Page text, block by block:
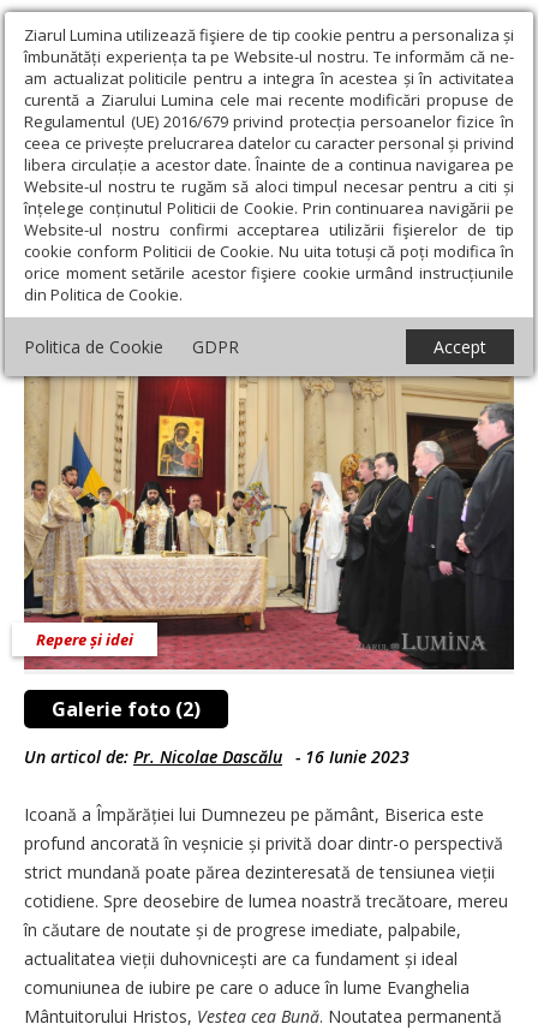
Ziarul Lumina utilizează fişiere de tip cookie pentru a personaliza și
îmbunătăți experiența ta pe Website-ul nostru. Te informăm că ne-
am actualizat politicile pentru a integra în acestea și în activitatea
curentă a Ziarului Lumina cele mai recente modificări propuse de
Regulamentul (UE) 2016/679 privind protecția persoanelor fizice în
ceea ce privește prelucrarea datelor cu caracter personal și privind
libera circulație a acestor date. Înainte de a continua navigarea pe
Website-ul nostru te rugăm să aloci timpul necesar pentru a citi și
înțelege conținutul Politicii de Cookie. Prin continuarea navigării pe
Website-ul nostru confirmi acceptarea utilizării fişierelor de tip
cookie conform Politicii de Cookie. Nu uita totuși că poți modifica în
orice moment setările acestor fişiere cookie urmând instrucțiunile
din Politica de Cookie.
Politica de Cookie GDPR Accept
Ziarul Lumina › Opinii › Repere și idei › Actualitatea
bisericească și rolul agențiilor de știri ortodoxe
Actualitatea bisericească și rolul agențiilor
de știri ortodoxe
Galerie foto (2)
Repere și idei
Un articol de: Pr. Nicolae Dascălu - 16 Iunie 2023
Icoană a Împărăției lui Dumnezeu pe pământ, Biserica este
profund ancorată în veșnicie și privită doar dintr-o perspectivă
strict mundană poate părea dezinteresată de tensiunea vieții
cotidiene. Spre deosebire de lumea noastră trecătoare, mereu
în căutare de noutate și de progrese imediate, palpabile,
actualitatea vieții duhovnicești are ca fundament și ideal
comuniunea de iubire pe care o aduce în lume Evanghelia
Mântuitorului Hristos, Vestea cea Bună. Noutatea permanentă